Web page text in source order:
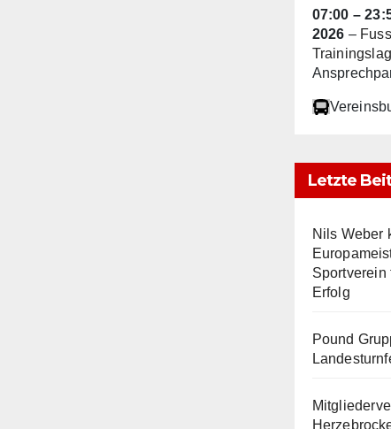
07:00 –
2026 –
Letzte
Nils Weber
Sportverein
Erfolg
Pound